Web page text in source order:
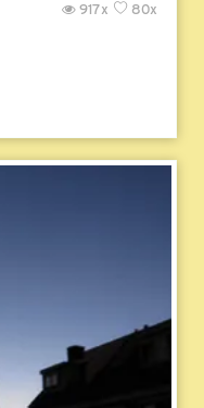
80x
917x